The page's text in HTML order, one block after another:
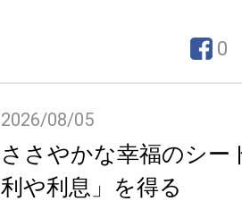
0
2026/08/05
ささやかな幸福のシー
利や利息」を得る